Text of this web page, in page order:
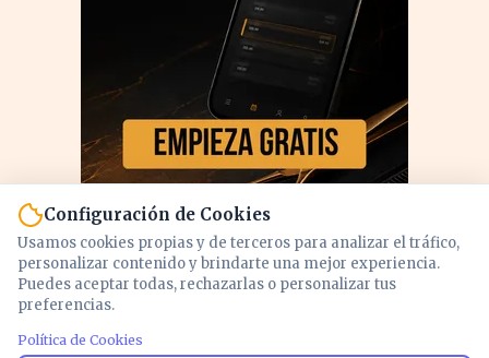
Configuración de Cookies
Usamos cookies propias y de terceros para analizar el tráfico,
personalizar contenido y brindarte una mejor experiencia.
Puedes aceptar todas, rechazarlas o personalizar tus
preferencias.
Política de Cookies